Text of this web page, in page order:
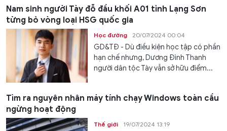
Nam sinh người Tày đỗ đầu khối A01 tỉnh Lạng Sơn
từng bỏ vòng loại HSG quốc gia
Học đường 20/07/2024 00:04
GD&TĐ - Dù điều kiện học tập có phần
hạn chế nhưng, Dương Đình Thanh
người dân tộc Tày vẫn sở hữu điểm...
Tìm ra nguyên nhân máy tính chạy Windows toàn cầu
ngừng hoạt động
Thế giới 19/07/2024 13:19